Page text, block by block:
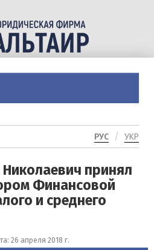
РУС УКР
принял
Финансовой
и среднего
26 апреля 2018 г.